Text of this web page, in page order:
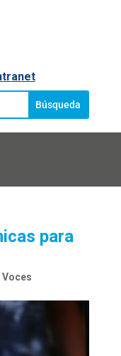
para
Voces